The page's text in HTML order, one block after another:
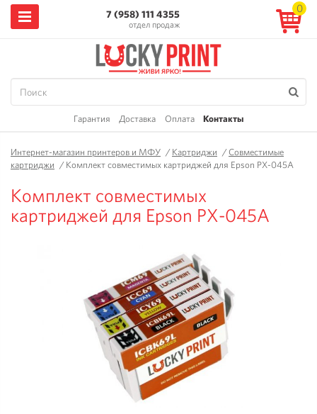
7 (958) 111 4355
отдел продаж
0
Гарантия Доставка Оплата Контакты
Интернет-магазин принтеров и МФУ /Картриджи /Совместимые
картриджи /Комплект совместимых картриджей для Epson PX-045A
Комплект совместимых
картриджей для Epson PX-045A